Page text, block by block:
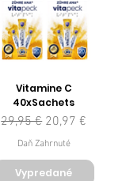
Vitamine C
40xSachets
Normálna cena
29,95 € Zľavnená cena
20,97 €
Daň Zahrnuté
Vypredané